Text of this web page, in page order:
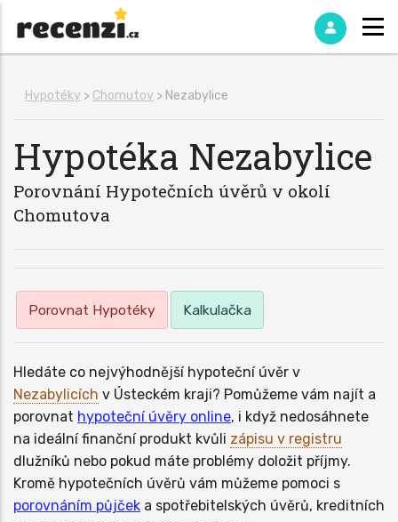
Hypotéky > Chomutov > Nezabylice
Hypotéka Nezabylice
Porovnání Hypotečních úvěrů v okolí
Chomutova
Porovnat Hypotéky Kalkulačka
Hledáte co nejvýhodnější hypoteční úvěr v
Nezabylicích v Ústeckém kraji? Pomůžeme vám najít a
porovnat hypoteční úvěry online, i když nedosáhnete
na ideální finanční produkt kvůli zápisu v registru
dlužníků nebo pokud máte problémy doložit příjmy.
Kromě hypotečních úvěrů vám můžeme pomoci s
porovnáním půjček a spotřebitelských úvěrů, kreditních